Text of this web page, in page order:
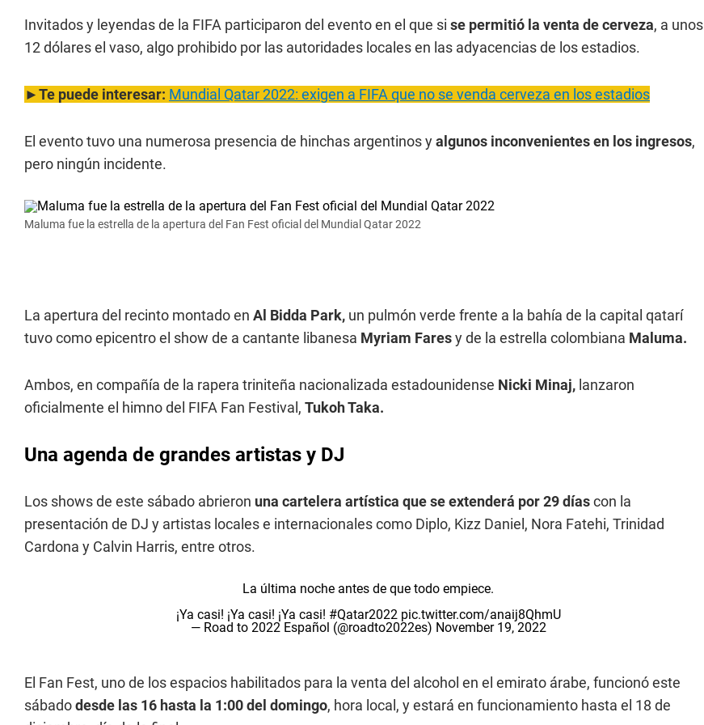
Invitados y leyendas de la FIFA participaron del evento en el que si se permitió la venta de cerveza, a unos
12 dólares el vaso, algo prohibido por las autoridades locales en las adyacencias de los estadios.
►Te puede interesar: Mundial Qatar 2022: exigen a FIFA que no se venda cerveza en los estadios
El evento tuvo una numerosa presencia de hinchas argentinos yalgunos inconvenientes en los ingresos,
pero ningún incidente.
Maluma fue la estrella de la apertura del Fan Fest oficial del Mundial Qatar 2022
La apertura del recinto montado en Al Bidda Park, un pulmón verde frente a la bahía de la capital qatarí
tuvo como epicentro el show de a cantante libanesa Myriam Faresy de la estrella colombiana Maluma.
Ambos, en compañía de la rapera triniteña nacionalizada estadounidense Nicki Minaj, lanzaron
oficialmente el himno del FIFA Fan Festival, Tukoh Taka.
Una agenda de grandes artistas y DJ
Los shows de este sábado abrieron una cartelera artística que se extenderá por 29 díascon la
presentación de DJ y artistas locales e internacionales como Diplo, Kizz Daniel, Nora Fatehi, Trinidad
Cardona y Calvin Harris, entre otros.
La última noche antes de que todo empiece.
¡Ya casi! ¡Ya casi! ¡Ya casi! #Qatar2022 pic.twitter.com/anaij8QhmU
— Road to 2022 Español (@roadto2022es) November 19, 2022
El Fan Fest, uno de los espacios habilitados para la venta del alcohol en el emirato árabe, funcionó este
sábadodesde las 16 hasta la 1:00 del domingo, hora local, y estará en funcionamiento hasta el 18 de